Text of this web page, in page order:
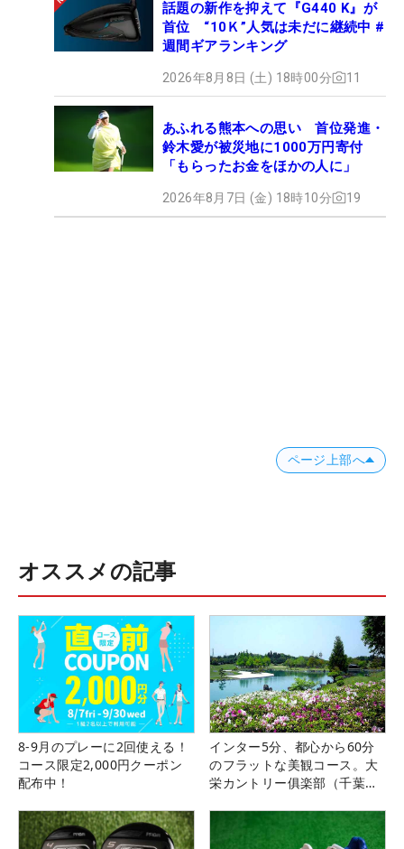
話題の新作を抑えて『G440 K』が
首位 “10Ｋ”人気は未だに継続中 #
週間ギアランキング
2026年8月8日 (土) 18時00分 11
あふれる熊本への思い 首位発進・
鈴木愛が被災地に1000万円寄付
「もらったお金をほかの人に」
2026年8月7日 (金) 18時10分 19
ページ上部へ
オススメの記事
8-9月のプレーに2回使える！
コース限定2,000円クーポン
配布中！
インター5分、都心から60分
のフラットな美観コース。大
栄カントリー俱楽部（千葉